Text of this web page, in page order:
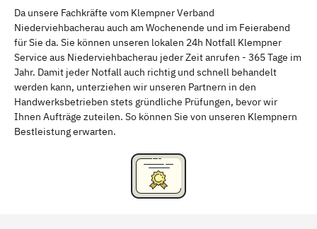
Schweinfurt Passau
Freising Rudelsdorf, Mittelfranken
Da unsere Fachkräfte vom Klempner Verband
Niederviehbacherau auch am Wochenende und im Feierabend
für Sie da. Sie können unseren lokalen 24h Notfall Klempner
Service aus Niederviehbacherau jeder Zeit anrufen - 365 Tage im
Jahr. Damit jeder Notfall auch richtig und schnell behandelt
werden kann, unterziehen wir unseren Partnern in den
Handwerksbetrieben stets gründliche Prüfungen, bevor wir
Ihnen Aufträge zuteilen. So können Sie von unseren Klempnern
Bestleistung erwarten.